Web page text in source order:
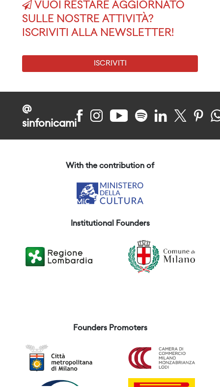
VUOI RESTARE AGGIORNATO
SULLE NOSTRE ATTIVITÀ?
ISCRIVITI ALLA NEWSLETTER!
ISCRIVITI
@
sinfonicami
With the contribution of
Institutional Founders
Founders Promoters